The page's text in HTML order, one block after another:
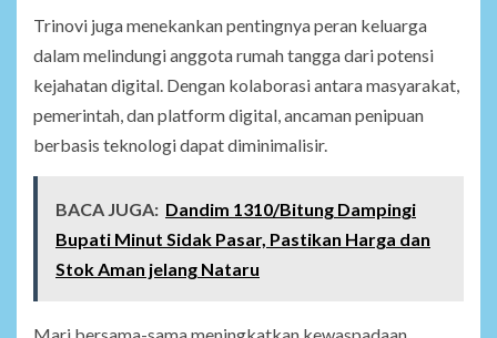
Trinovi juga menekankan pentingnya peran keluarga
dalam melindungi anggota rumah tangga dari potensi
kejahatan digital. Dengan kolaborasi antara masyarakat,
pemerintah, dan platform digital, ancaman penipuan
berbasis teknologi dapat diminimalisir.
BACA JUGA: Dandim 1310/Bitung Dampingi
Bupati Minut Sidak Pasar, Pastikan Harga dan
Stok Aman jelang Nataru